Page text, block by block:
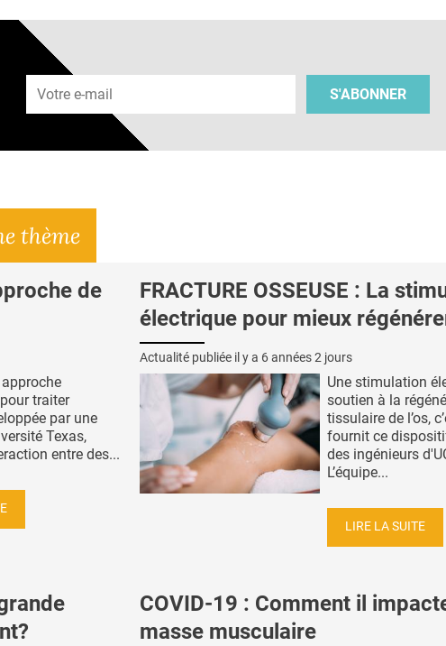
Adresse e-mail
S'ABONNER
thème
de
traiter
par une
Texas,
entre des...
FRACTURE OSSEUSE : La
électrique pour mieux
Actualité publiée il y a 6 années 2 jours
Une stimulation
soutien à la
tissulaire de l’os,
fournit ce
des ingénieurs
L’équipe...
LIRE LA SUITE
COVID-19 : Comment il
masse musculaire